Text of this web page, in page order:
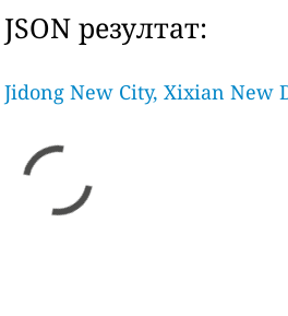
JSON резултат:
Jidong New City, Xixian New